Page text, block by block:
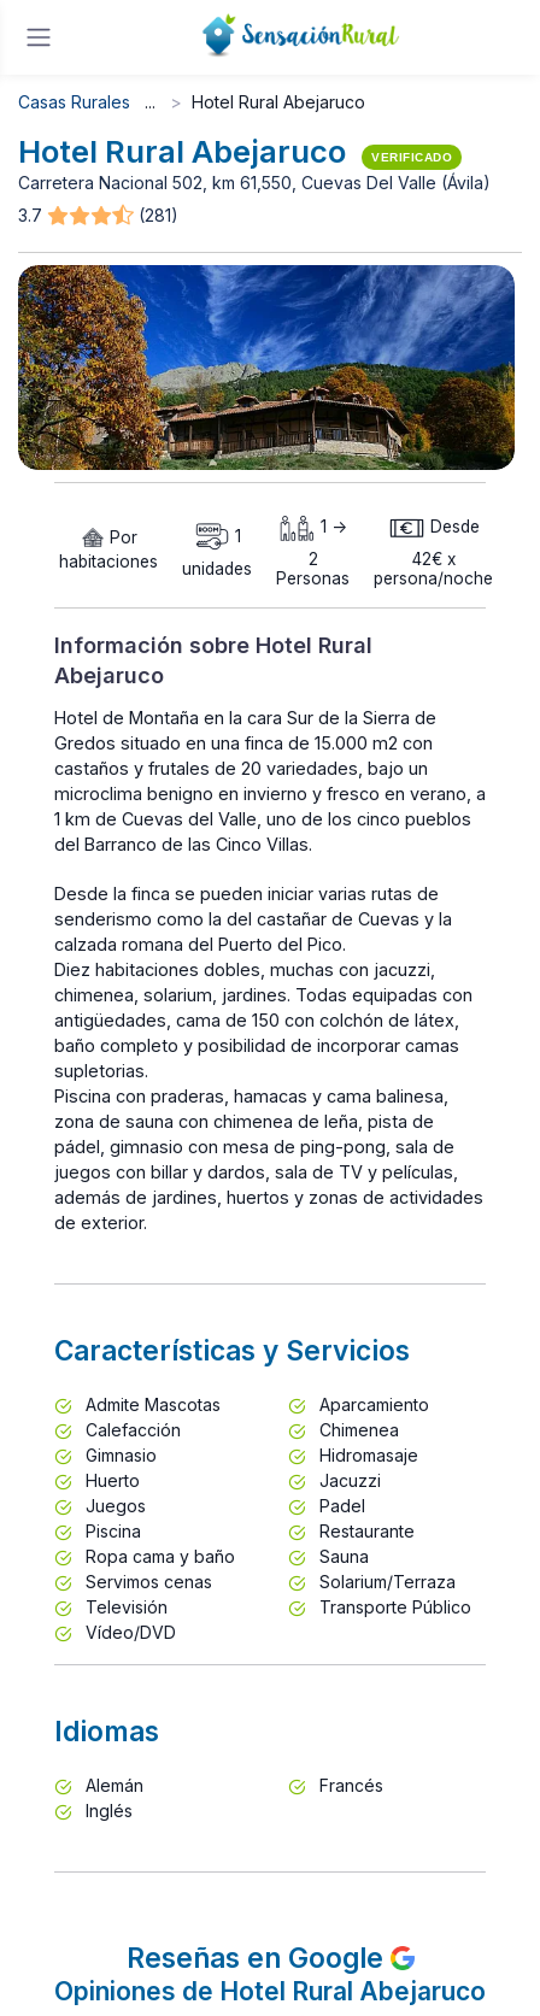
Casas Rurales Hotel Rural Abejaruco
Hotel Rural Abejaruco VERIFICADO
Carretera Nacional 502, km 61,550, Cuevas Del Valle (Ávila)
3.7
(281)
Por
habitaciones
1
unidades
1 ->
2
Personas
Desde
42€ x
persona/noche
Información sobre Hotel Rural
Abejaruco
Hotel de Montaña en la cara Sur de la Sierra de
Gredos situado en una finca de 15.000 m2 con
castaños y frutales de 20 variedades, bajo un
microclima benigno en invierno y fresco en verano, a
1 km de Cuevas del Valle, uno de los cinco pueblos
del Barranco de las Cinco Villas.
Desde la finca se pueden iniciar varias rutas de
senderismo como la del castañar de Cuevas y la
calzada romana del Puerto del Pico.
Diez habitaciones dobles, muchas con jacuzzi,
chimenea, solarium, jardines. Todas equipadas con
antigüedades, cama de 150 con colchón de látex,
baño completo y posibilidad de incorporar camas
supletorias.
Piscina con praderas, hamacas y cama balinesa,
zona de sauna con chimenea de leña, pista de
pádel, gimnasio con mesa de ping-pong, sala de
juegos con billar y dardos, sala de TV y películas,
además de jardines, huertos y zonas de actividades
de exterior.
Características y Servicios
Admite Mascotas
Aparcamiento
Calefacción
Chimenea
Gimnasio
Hidromasaje
Huerto
Jacuzzi
Juegos
Padel
Piscina
Restaurante
Ropa cama y baño
Sauna
Servimos cenas
Solarium/Terraza
Televisión
Transporte Público
Vídeo/DVD
Idiomas
Alemán
Francés
Inglés
Reseñas en Google
Opiniones de Hotel Rural Abejaruco